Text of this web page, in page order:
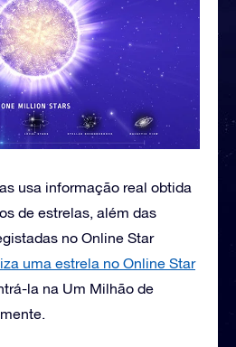
usa informação real obtida
de estrelas, além das
no Online Star
uma estrela no Online Star
la na Um Milhão de